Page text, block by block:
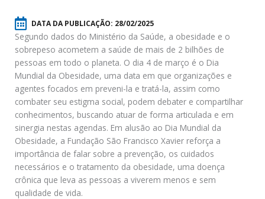
DATA DA PUBLICAÇÃO: 28/02/2025
Segundo dados do Ministério da Saúde, a obesidade e o
sobrepeso acometem a saúde de mais de 2 bilhões de
pessoas em todo o planeta. O dia 4 de março é o Dia
Mundial da Obesidade, uma data em que organizações e
agentes focados em preveni-la e tratá-la, assim como
combater seu estigma social, podem debater e compartilhar
conhecimentos, buscando atuar de forma articulada e em
sinergia nestas agendas. Em alusão ao Dia Mundial da
Obesidade, a Fundação São Francisco Xavier reforça a
importância de falar sobre a prevenção, os cuidados
necessários e o tratamento da obesidade, uma doença
crônica que leva as pessoas a viverem menos e sem
qualidade de vida.